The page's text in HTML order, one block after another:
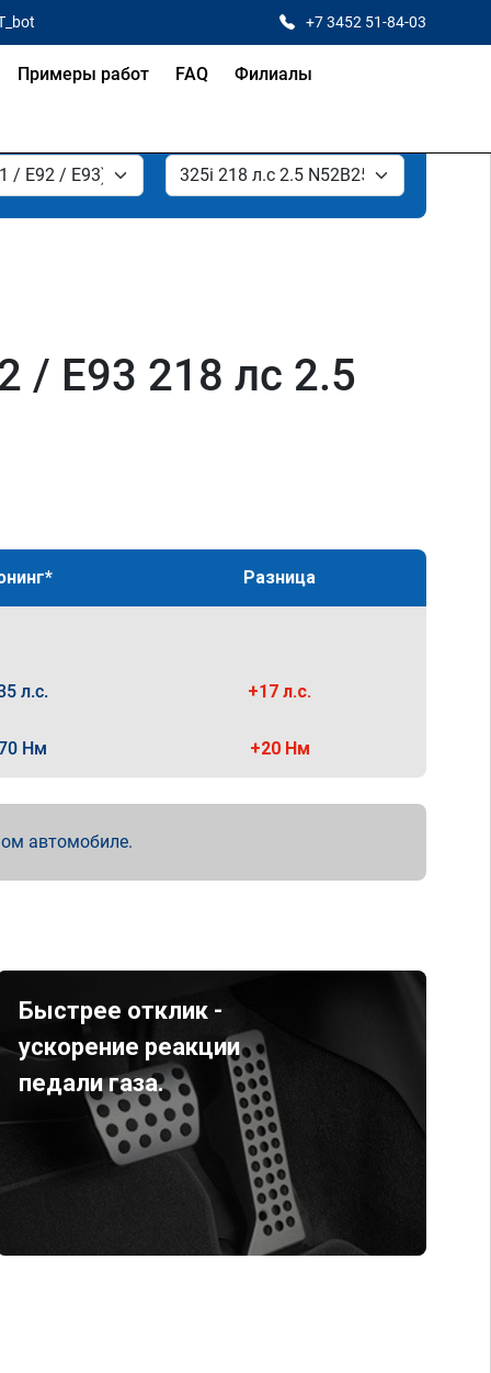
+7 3452 51-84-03
Примеры работ FAQ Филиалы
/ E93 218 лс 2.5
Разница
л.с. +17 л.с.
Нм +20 Нм
автомобиле.
Быстрее отклик -
ускорение реакции
педали газа.